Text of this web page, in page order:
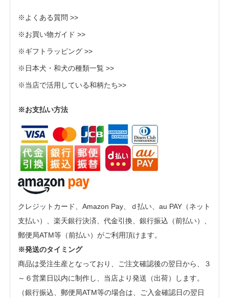
※よくある質問 >>
※お買い物ガイド >>
※ギフトラッピング >>
※日本犬・和犬の種類一覧 >>
※当店で活用している和柄たち>>
※お支払い方法
クレジットカード、Amazon Pay、ｄ払い、au PAY（ネット
支払い）、楽天銀行決済、代金引換、銀行振込（前払い）、
郵便局ATM等（前払い）がご利用頂けます。
※発送のタイミング
商品は受注生産となっており、ご注文確認後の翌日から、３
～６営業日以内に制作し、当店より発送（出荷）します。
（銀行振込、郵便局ATM等の場合は、ご入金確認日の翌日